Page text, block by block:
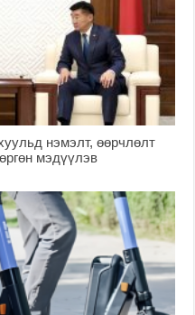
нэмэлт, өөрчлөлт
мэдүүлэв